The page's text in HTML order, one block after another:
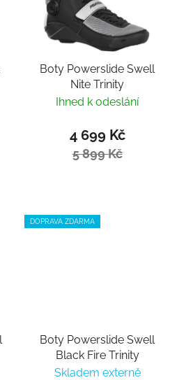
Boty Powerslide Swell
Nite Trinity
Ihned k odeslání
4 699 Kč
5 899 Kč
DOPRAVA ZDARMA
Boty Powerslide Swell
Black Fire Trinity
Skladem externě